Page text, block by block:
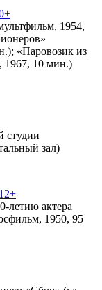
1954,
«Паровозик из
1967, 10 мин.)
студии
зал)
летию актера
1950, 95